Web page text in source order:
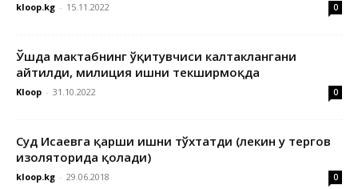
kloop.kg - 15.11.2022 0
Ўшда мактабнинг ўқитувчиси калтаклангани
айтилди, милиция ишни текширмоқда
Kloop - 31.10.2022 0
Суд Исаевга қарши ишни тўхтатди (лекин у тергов
изоляторида қолади)
kloop.kg - 29.06.2018 0